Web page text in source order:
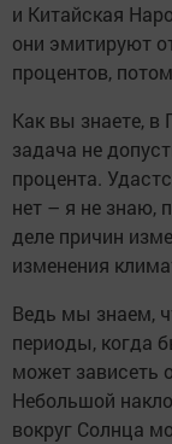
и Китайская
они эмитируют
процентов,
Как вы знаете,
задача не
процента.
нет – я не знаю,
деле причин
изменения
Ведь мы знаем,
периоды, когда
может зависеть
Небольшой
вокруг Солнца